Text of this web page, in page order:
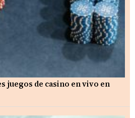
juegos de casino en vivo en